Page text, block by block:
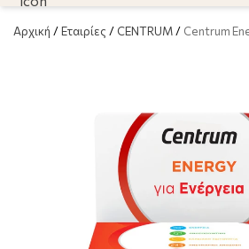
Αρχική /Εταιρίες / CENTRUM / Centrum